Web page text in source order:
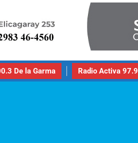
De la Garma Radio Activa 97.9